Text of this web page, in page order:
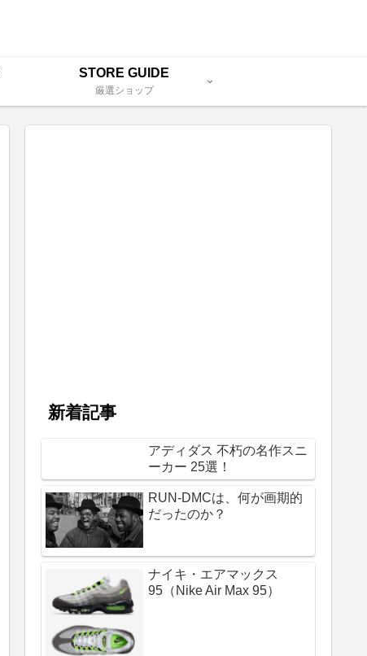
STORE GUIDE
厳選ショップ
新着記事
アディダス 不朽の名作スニ
ーカー 25選！
RUN-DMCは、何が画期的
だったのか？
ナイキ・エアマックス
95（Nike Air Max 95）